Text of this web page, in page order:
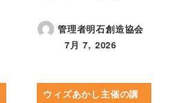
管理者明石創造協会
投稿日
7月 7, 2026
ウィズあかし主催の講